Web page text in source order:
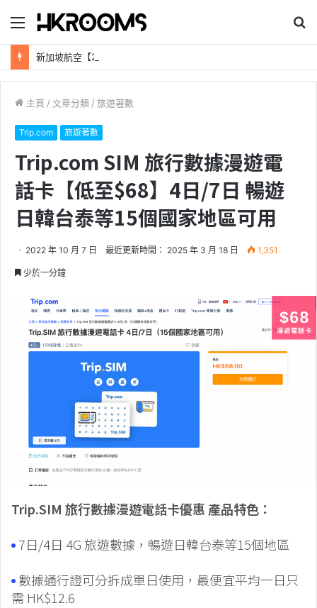
目
錄
尋
主頁 / 文章分類 / 旅遊著數
Trip.com 旅遊著數
Trip.com SIM 旅行數據漫遊電
話卡【低至$68】4日/7日 暢遊
日韓台泰等15個國家地區可用
2022 年 10 月 7 日 最近更新時間： 2025 年 3 月 18 日 1,351
少於一分鐘
Trip.SIM 旅行數據漫遊電話卡優惠 產品特色：
7日/4日 4G 旅遊數據，暢遊日韓台泰等15個地區
數據通行證可分拆成單日使用，最便宜平均一日只
需 HK$12.6